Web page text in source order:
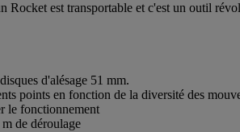
Rocket est transportable et c'est un outil
d'alésage 51 mm.
points en fonction de la diversité des
le fonctionnement
de déroulage